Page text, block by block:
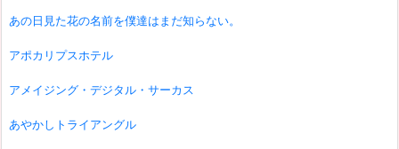
あの日見た花の名前を僕達はまだ知らない。
アポカリプスホテル
アメイジング・デジタル・サーカス
あやかしトライアングル